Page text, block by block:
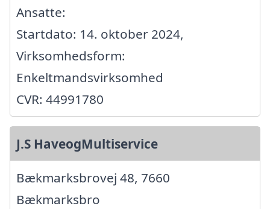
Ansatte:
Startdato: 14. oktober 2024,
Virksomhedsform:
Enkeltmandsvirksomhed
CVR: 44991780
J.S HaveogMultiservice
Bækmarksbrovej 48, 7660
Bækmarksbro